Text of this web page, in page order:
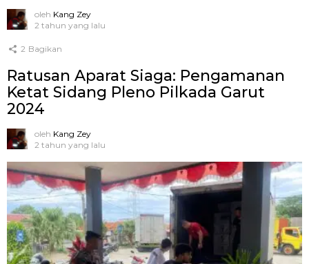
oleh Kang Zey
2 tahun yang lalu
2 Bagikan
Ratusan Aparat Siaga: Pengamanan
Ketat Sidang Pleno Pilkada Garut
2024
oleh Kang Zey
2 tahun yang lalu